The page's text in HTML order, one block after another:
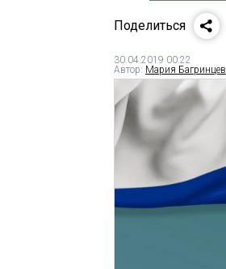
Поделиться
30.04.2019 00:22
Автор: Мария